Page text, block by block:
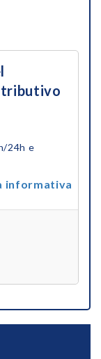
24h e
informativa